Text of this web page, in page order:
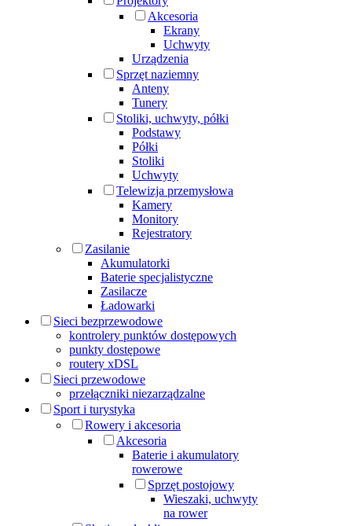
Akcesoria
Ekrany
Uchwyty
Urządzenia
Sprzęt naziemny
Anteny
Tunery
Stoliki, uchwyty, półki
Podstawy
Półki
Stoliki
Uchwyty
Telewizja przemysłowa
Kamery
Monitory
Rejestratory
Zasilanie
Akumulatorki
Baterie specjalistyczne
Zasilacze
Ładowarki
Sieci bezprzewodowe
kontrolery punktów dostępowych
punkty dostępowe
routery xDSL
Sieci przewodowe
przełączniki niezarządzalne
Sport i turystyka
Rowery i akcesoria
Akcesoria
Baterie i akumulatory
rowerowe
Sprzęt postojowy
Wieszaki, uchwyty
na rower